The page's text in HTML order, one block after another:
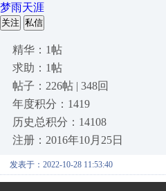
梦雨天涯
关注 私信
精华：1帖
求助：1帖
帖子：226帖 | 348回
年度积分：1419
历史总积分：14108
注册：2016年10月25日
发表于：2022-10-28 11:53:40